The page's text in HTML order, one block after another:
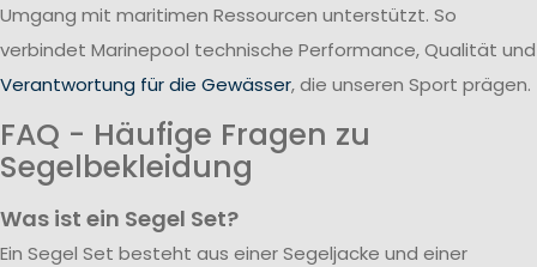
Umgang mit maritimen Ressourcen unterstützt. So
verbindet Marinepool technische Performance, Qualität und
Verantwortung für die Gewässer, die unseren Sport prägen.
FAQ - Häufige Fragen zu
Segelbekleidung
Was ist ein Segel Set?
Ein Segel Set besteht aus einer Segeljacke und einer